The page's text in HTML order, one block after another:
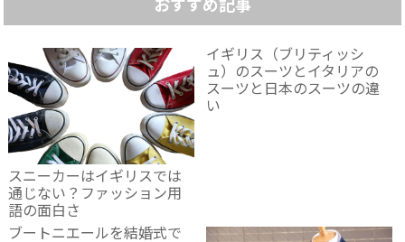
おすすめ記事
スニーカーはイギリスでは
通じない？ファッション用
語の面白さ
イギリス（ブリティッシ
ュ）のスーツとイタリアの
スーツと日本のスーツの違
い
ブートニエールを結婚式で